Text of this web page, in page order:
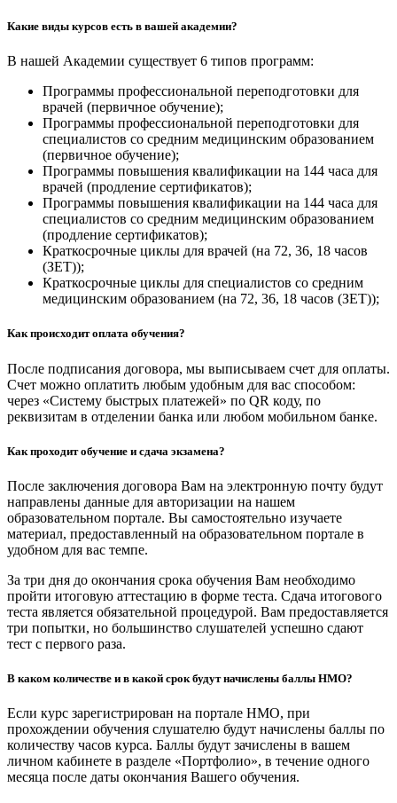
Какие виды курсов есть в вашей академии?
В нашей Академии существует 6 типов программ:
Программы профессиональной переподготовки для
врачей (первичное обучение);
Программы профессиональной переподготовки для
специалистов со средним медицинским образованием
(первичное обучение);
Программы повышения квалификации на 144 часа для
врачей (продление сертификатов);
Программы повышения квалификации на 144 часа для
специалистов со средним медицинским образованием
(продление сертификатов);
Краткосрочные циклы для врачей (на 72, 36, 18 часов
(ЗЕТ));
Краткосрочные циклы для специалистов со средним
медицинским образованием (на 72, 36, 18 часов (ЗЕТ));
Как происходит оплата обучения?
После подписания договора, мы выписываем счет для оплаты.
Счет можно оплатить любым удобным для вас способом:
через «Систему быстрых платежей» по QR коду, по
реквизитам в отделении банка или любом мобильном банке.
Как проходит обучение и сдача экзамена?
После заключения договора Вам на электронную почту будут
направлены данные для авторизации на нашем
образовательном портале. Вы самостоятельно изучаете
материал, предоставленный на образовательном портале в
удобном для вас темпе.
За три дня до окончания срока обучения Вам необходимо
пройти итоговую аттестацию в форме теста. Сдача итогового
теста является обязательной процедурой. Вам предоставляется
три попытки, но большинство слушателей успешно сдают
тест с первого раза.
В каком количестве и в какой срок будут начислены баллы НМО?
Если курс зарегистрирован на портале НМО, при
прохождении обучения слушателю будут начислены баллы по
количеству часов курса. Баллы будут зачислены в вашем
личном кабинете в разделе «Портфолио», в течение одного
месяца после даты окончания Вашего обучения.